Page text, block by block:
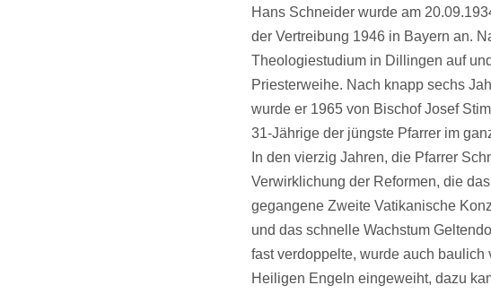
Hans Schneider wurde am
der Vertreibung 1946 in Bayern an.
Theologiestudium in Dillingen auf
Priesterweihe. Nach knapp sechs
wurde er 1965 von Bischof Josef
31-Jährige der jüngste Pfarrer im
In den vierzig Jahren, die Pfarrer
Verwirklichung der Reformen, die
gegangene Zweite Vatikanische
und das schnelle Wachstum
fast verdoppelte, wurde auch
Heiligen Engeln eingeweiht, dazu